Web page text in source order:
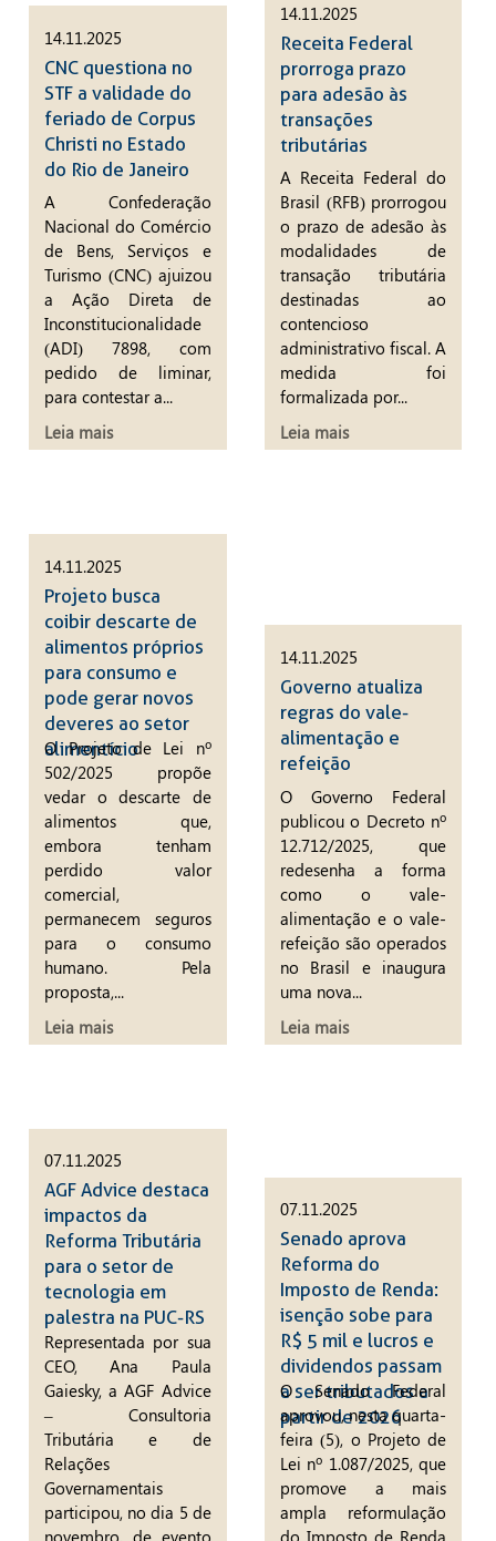
14.11.2025
CNC questiona no
STF a validade do
feriado de Corpus
Christi no Estado
do Rio de Janeiro
A Confederação
Nacional do Comércio
de Bens, Serviços e
Turismo (CNC) ajuizou
a Ação Direta de
Inconstitucionalidade
(ADI) 7898, com
pedido de liminar,
para contestar a...
Leia mais
14.11.2025
Receita Federal
prorroga prazo
para adesão às
transações
tributárias
A Receita Federal do
Brasil (RFB) prorrogou
o prazo de adesão às
modalidades de
transação tributária
destinadas ao
contencioso
administrativo fiscal. A
medida foi
formalizada por...
Leia mais
14.11.2025
Projeto busca
coibir descarte de
alimentos próprios
para consumo e
pode gerar novos
deveres ao setor
alimentício
O Projeto de Lei nº
502/2025 propõe
vedar o descarte de
alimentos que,
embora tenham
perdido valor
comercial,
permanecem seguros
para o consumo
humano. Pela
proposta,...
Leia mais
14.11.2025
Governo atualiza
regras do vale-
alimentação e
refeição
O Governo Federal
publicou o Decreto nº
12.712/2025, que
redesenha a forma
como o vale-
alimentação e o vale-
refeição são operados
no Brasil e inaugura
uma nova...
Leia mais
07.11.2025
AGF Advice destaca
impactos da
Reforma Tributária
para o setor de
tecnologia em
palestra na PUC-RS
Representada por sua
CEO, Ana Paula
Gaiesky, a AGF Advice
– Consultoria
Tributária e de
Relações
Governamentais
participou, no dia 5 de
novembro, de evento
07.11.2025
Senado aprova
Reforma do
Imposto de Renda:
isenção sobe para
R$ 5 mil e lucros e
dividendos passam
a ser tributados a
partir de 2026
O Senado Federal
aprovou, nesta quarta-
feira (5), o Projeto de
Lei nº 1.087/2025, que
promove a mais
ampla reformulação
do Imposto de Renda